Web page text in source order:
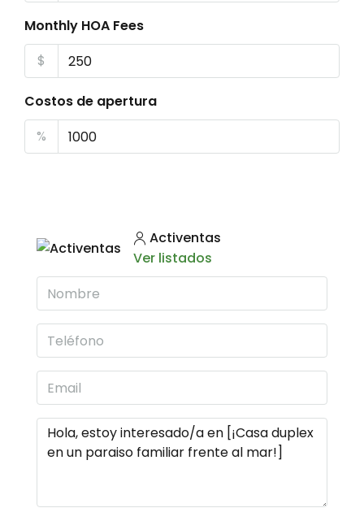
Monthly HOA Fees
$
Costos de apertura
%
Activentas
Ver listados